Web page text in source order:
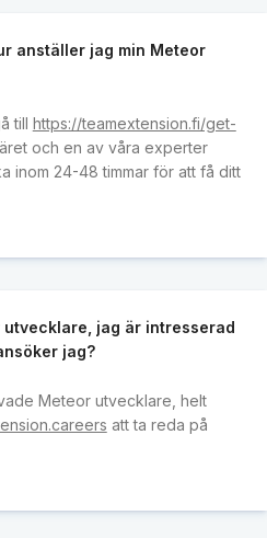
anställer jag min Meteor
till https://teamextension.fi/get-
och en av våra experter
inom 24-48 timmar för att få ditt
jag är intresserad
jag?
Meteor utvecklare, helt
att ta reda på